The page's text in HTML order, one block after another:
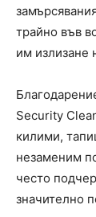
трайно във
им излизане
Security
килими,
незаменим
често
значително